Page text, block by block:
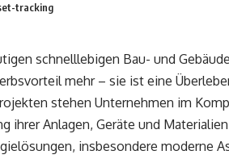
tracking
schnelllebigen Bau- und
mehr – sie ist eine
stehen Unternehmen im
ihrer Anlagen, Geräte und
insbesondere moderne